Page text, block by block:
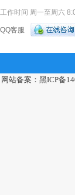
工作时间 周一至周六
QQ客服
网站备案：黑ICP备